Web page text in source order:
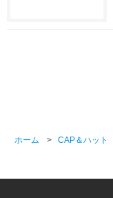
ホーム > CAP＆ハット